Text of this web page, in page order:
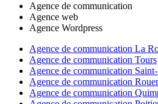
Agence de communication
Agence web
Agence Wordpress
Agence de communication La
Agence de communication Tours
Agence de communication
Agence de communication
Agence de communication